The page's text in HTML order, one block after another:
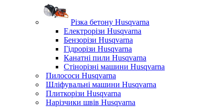
Різка бетону Husqvarna
Електрорізи Husqvarna
Бензорізи Husqvarna
Гідрорізи Husqvarna
Канатні пили Husqvarna
Стінорізні машини Husqvarna
Пилососи Husqvarna
Шліфувальні машини Husqvarna
Плиткорізи Husqvarna
Нарізчики швів Husqvarna